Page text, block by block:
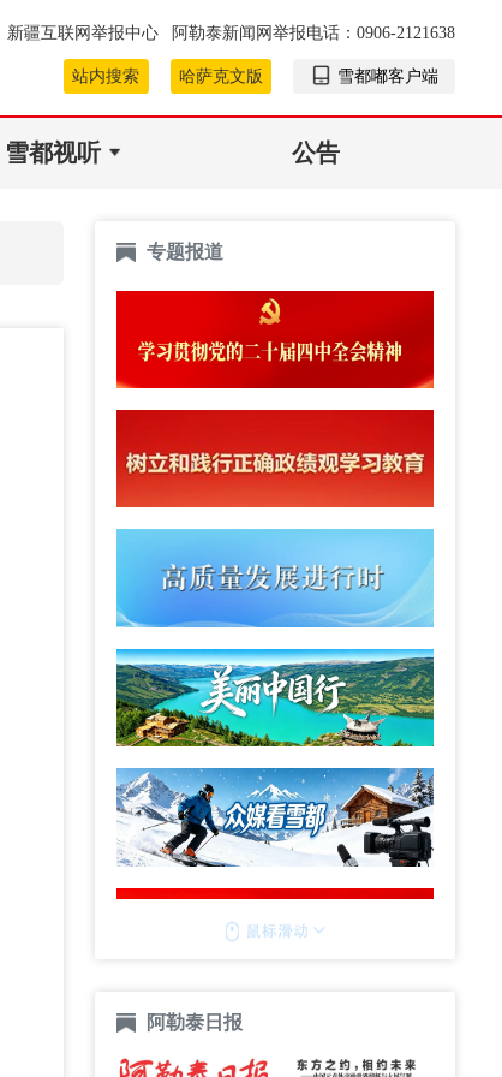
新疆互联网举报中心 阿勒泰新闻网举报电话：0906-2121638
站内搜索 哈萨克文版 雪都嘟客户端
雪都视听 公告
专题报道
阿勒泰日报